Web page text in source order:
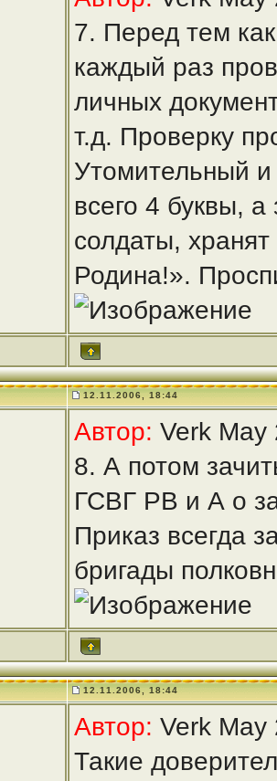
7. Перед тем
каждый раз
личных
т.д. Проверку
Утомительный
всего 4 буквы,
солдаты,
Родина!».
12.11.2006, 18:44
Автор: Verk May
8. А потом
ГСВГ РВ и А о
Приказ всегда
бригады
12.11.2006, 18:44
Автор: Verk May
Такие